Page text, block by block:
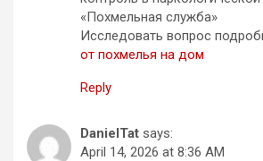
«Похмельная служба»
Исследовать вопрос
от похмелья на дом
Reply
DanielTat says:
April 14, 2026 at 8:36 AM